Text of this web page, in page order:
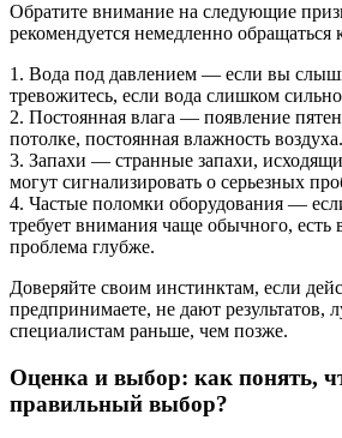
Обратите внимание на следующие
рекомендуется немедленно обращаться
1. Вода под давлением — если вы
тревожитесь, если вода слишком
2. Постоянная влага — появление
потолке, постоянная влажность воздуха.
3. Запахи — странные запахи,
могут сигнализировать о серьезных
4. Частые поломки оборудования —
требует внимания чаще обычного, есть
проблема глубже.
Доверяйте своим инстинктам, если
предпринимаете, не дают результатов,
специалистам раньше, чем позже.
Оценка и выбор: как понять,
правильный выбор?